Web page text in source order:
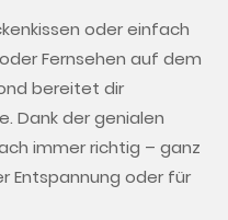
oder einfach
Fernsehen auf dem
bereitet dir
Dank der genialen
immer richtig – ganz
Entspannung oder für